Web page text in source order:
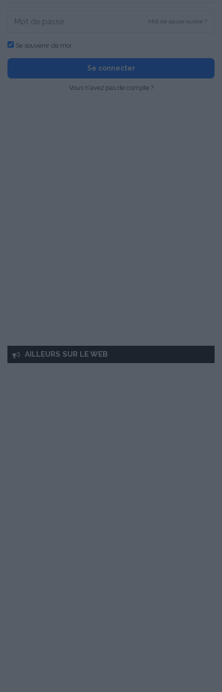
Mot de passe oublié ?
Se souvenir de moi
Se connecter
Vous n'avez pas de compte ?
AILLEURS SUR LE WEB